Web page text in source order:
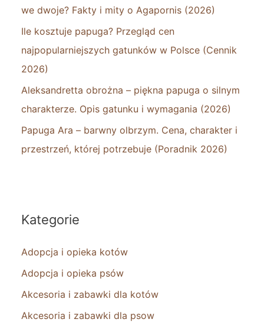
we dwoje? Fakty i mity o Agapornis (2026)
Ile kosztuje papuga? Przegląd cen
najpopularniejszych gatunków w Polsce (Cennik
2026)
Aleksandretta obrożna – piękna papuga o silnym
charakterze. Opis gatunku i wymagania (2026)
Papuga Ara – barwny olbrzym. Cena, charakter i
przestrzeń, której potrzebuje (Poradnik 2026)
Kategorie
Adopcja i opieka kotów
Adopcja i opieka psów
Akcesoria i zabawki dla kotów
Akcesoria i zabawki dla psow